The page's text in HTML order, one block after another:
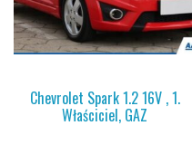
Chevrolet Spark 1.2 16V , 1.
Właściciel, GAZ